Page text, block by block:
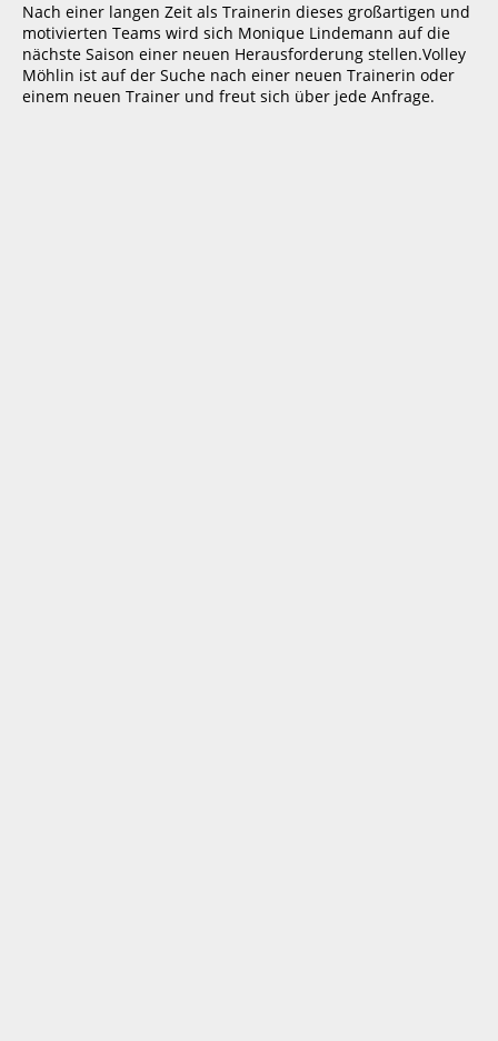
Nach einer langen Zeit als Trainerin dieses großartigen und
motivierten Teams wird sich Monique Lindemann auf die
nächste Saison einer neuen Herausforderung stellen.Volley
Möhlin ist auf der Suche nach einer neuen Trainerin oder
einem neuen Trainer und freut sich über jede Anfrage.